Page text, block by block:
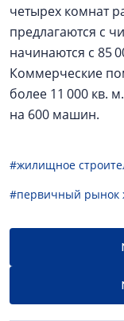
четырех комнат
предлагаются с
начинаются с 85
Коммерческие
более 11 000 кв.
на 600 машин.
#жилищное
#первичный рынок